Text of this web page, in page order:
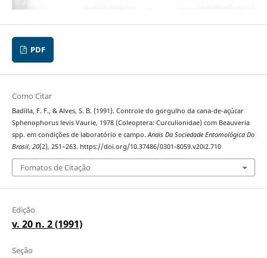
PDF
Como Citar
Badilla, F. F., & Alves, S. B. (1991). Controle do gorgulho da cana-de-açúcar
Sphenophorus levis Vaurie, 1978 (Coleoptera: Curculionidae) com Beauveria
spp. em condições de laboratório e campo. Anais Da Sociedade Entomológica Do
Brasil, 20(2), 251–263. https://doi.org/10.37486/0301-8059.v20i2.710
Fomatos de Citação
Edição
v. 20 n. 2 (1991)
Seção